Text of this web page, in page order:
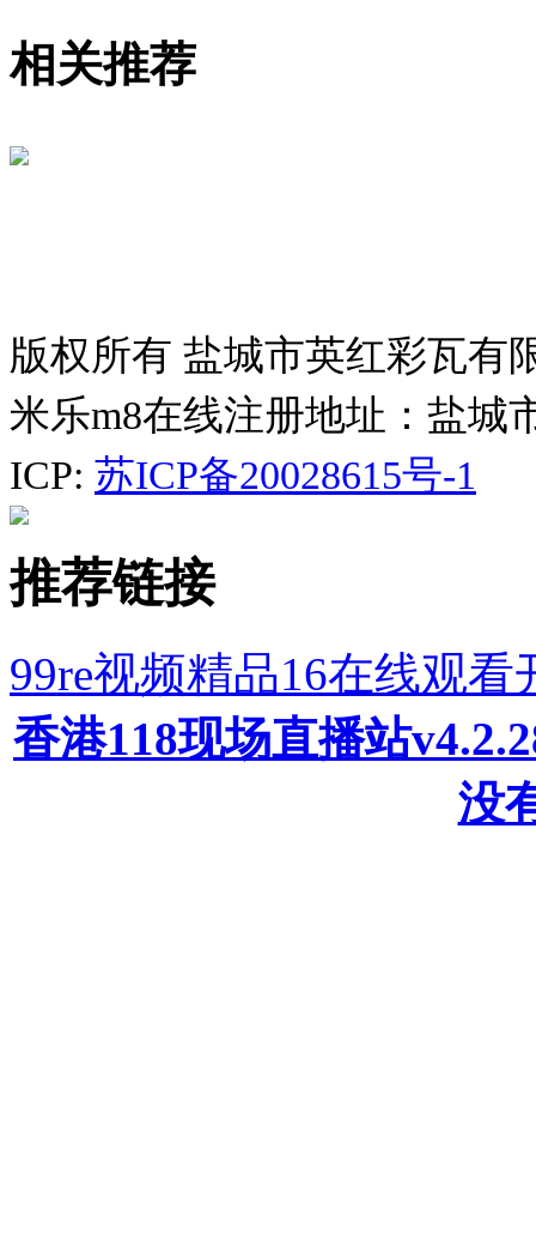
相关推荐
版权所有 盐城市英红彩瓦有
米乐m8在线注册地址：盐城
ICP: 苏ICP备20028615号-1
推荐链接
99re视频精品16在线观
香港118现场直播站
没